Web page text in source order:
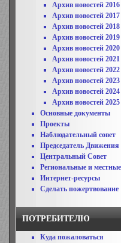
Архив новостей 2016
Архив новостей 2017
Архив новостей 2018
Архив новостей 2019
Архив новостей 2020
Архив новостей 2021
Архив новостей 2022
Архив новостей 2023
Архив новостей 2024
Архив новостей 2025
Основные документы
Проекты
Наблюдательный совет
Председатель Движения
Центральный Совет
Региональные и
Интернет-ресурсы
Сделать пожертвование
ПОТРЕБИТЕЛЮ
Куда пожаловаться